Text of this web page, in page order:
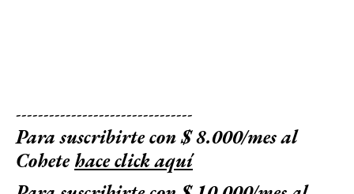
--------------------------------
Para suscribirte con $ 8.000/mes al
Cohetehace click aquí